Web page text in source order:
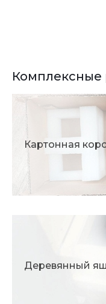
Картонная
Деревянный